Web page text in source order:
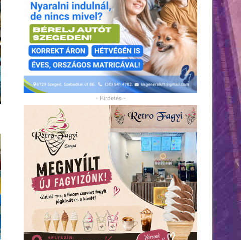
- Hirdetés -